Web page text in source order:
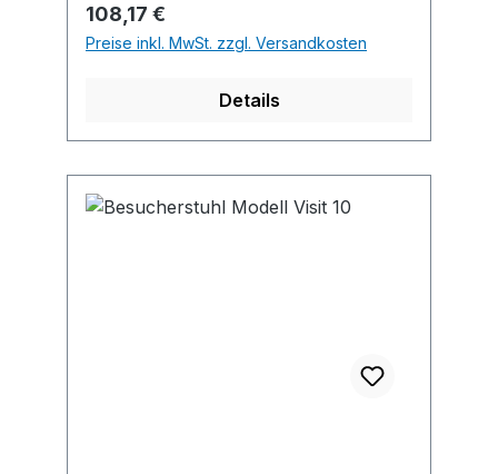
Regulärer Preis:
108,17 €
Preise inkl. MwSt. zzgl. Versandkosten
Details